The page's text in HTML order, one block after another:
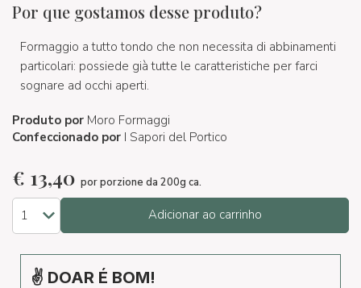
Por que gostamos desse produto?
Formaggio a tutto tondo che non necessita di abbinamenti
particolari: possiede già tutte le caratteristiche per farci
sognare ad occhi aperti.
Produto por Moro Formaggi
Confeccionado por I Sapori del Portico
€ 13,40 por porzione da 200g ca.
Adicionar ao carrinho
✌ DOAR É BOM!